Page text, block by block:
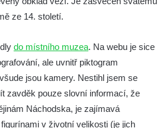
ze 14. století.
do místního muzea. Na webu je sice
ale uvnitř piktogram
jsou kamery. Nestihl jsem se
zavděk pouze slovní informací, že
Náchodska, je zajímavá
v životní velikosti (je jich